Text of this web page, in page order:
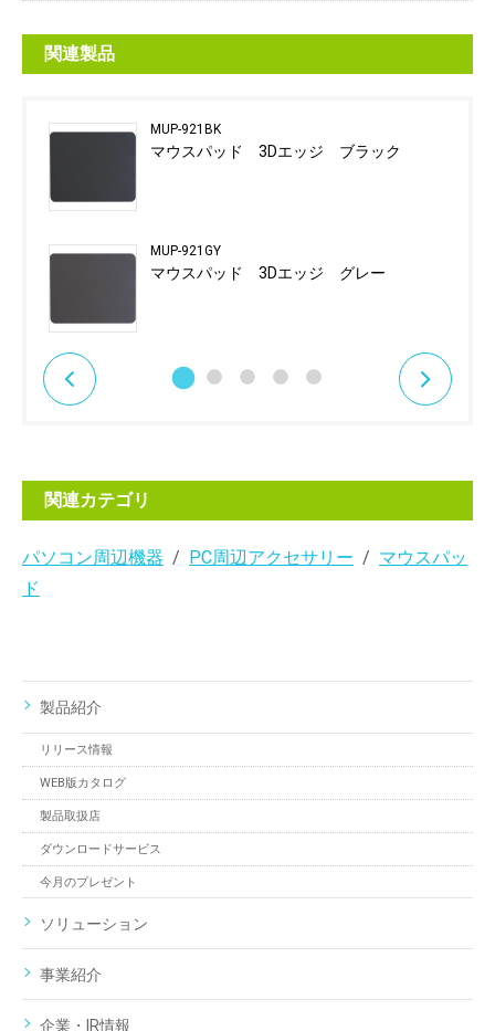
関連製品
MUP-921BK
マウスパッド 3Dエッジ ブラック
MUP-921GY
マウスパッド 3Dエッジ グレー
関連カテゴリ
パソコン周辺機器 PC周辺アクセサリー
マウスパッ
ド
製品紹介
リリース情報
WEB版カタログ
製品取扱店
ダウンロードサービス
今月のプレゼント
ソリューション
事業紹介
企業・IR情報